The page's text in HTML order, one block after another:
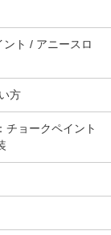
ト / アニースロ
方
ョークペイント